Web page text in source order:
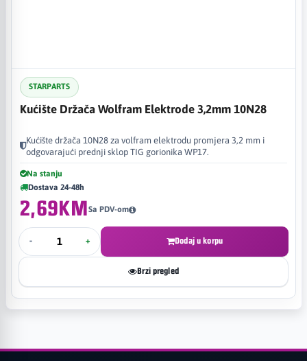
STARPARTS
Kućište Držača Wolfram Elektrode 3,2mm 10N28
Kućište držača 10N28 za volfram elektrodu promjera 3,2 mm i
odgovarajući prednji sklop TIG gorionika WP17.
Na stanju
Dostava 24-48h
2,69KMSa PDV-om
- + Dodaj u korpu
Brzi pregled